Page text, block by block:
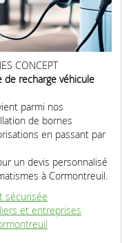
CONCEPT
de recharge véhicule
parmi nos
de bornes
en passant par
un devis personnalisé
à Cormontreuil.
sécurisée
et entreprises